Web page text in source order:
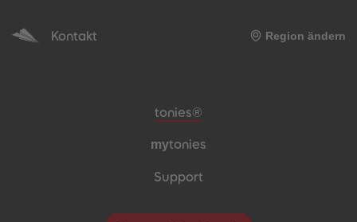
Kontakt Region ändern
Meta-Navigation Footer
tonies®
mytonies
Support